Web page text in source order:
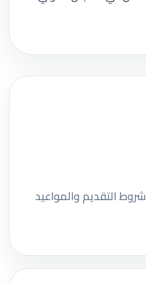
التقديم والمواعيد